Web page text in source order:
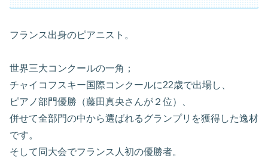
フランス出身のピアニスト。
世界三大コンクールの一角；
チャイコフスキー国際コンクールに22歳で出場し、
ピアノ部門優勝（藤田真央さんが２位）、
併せて全部門の中から選ばれるグランプリを獲得した逸材
です。
そして同大会でフランス人初の優勝者。